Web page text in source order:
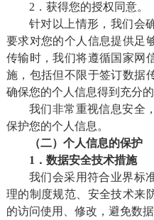
2．获得您的授权同意。
针对以上情形，我们会
要求对您的个人信息提供足
传输时，我们将遵循国家网
施，包括但不限于签订数据
确保您的个人信息得到充分的
我们非常重视信息安全
保护您的个人信息。
（二）个人信息的保护
1．数据安全技术措施
我们会采用符合业界标
理的制度规范、安全技术来
的访问使用、修改，避免数据